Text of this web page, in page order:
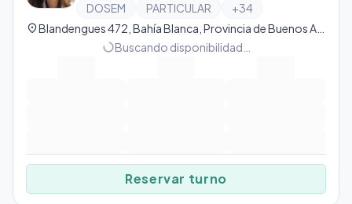
DOSEM
PARTICULAR +34
location_on
progress_activityBuscando disponibilidad…
Reservar turno